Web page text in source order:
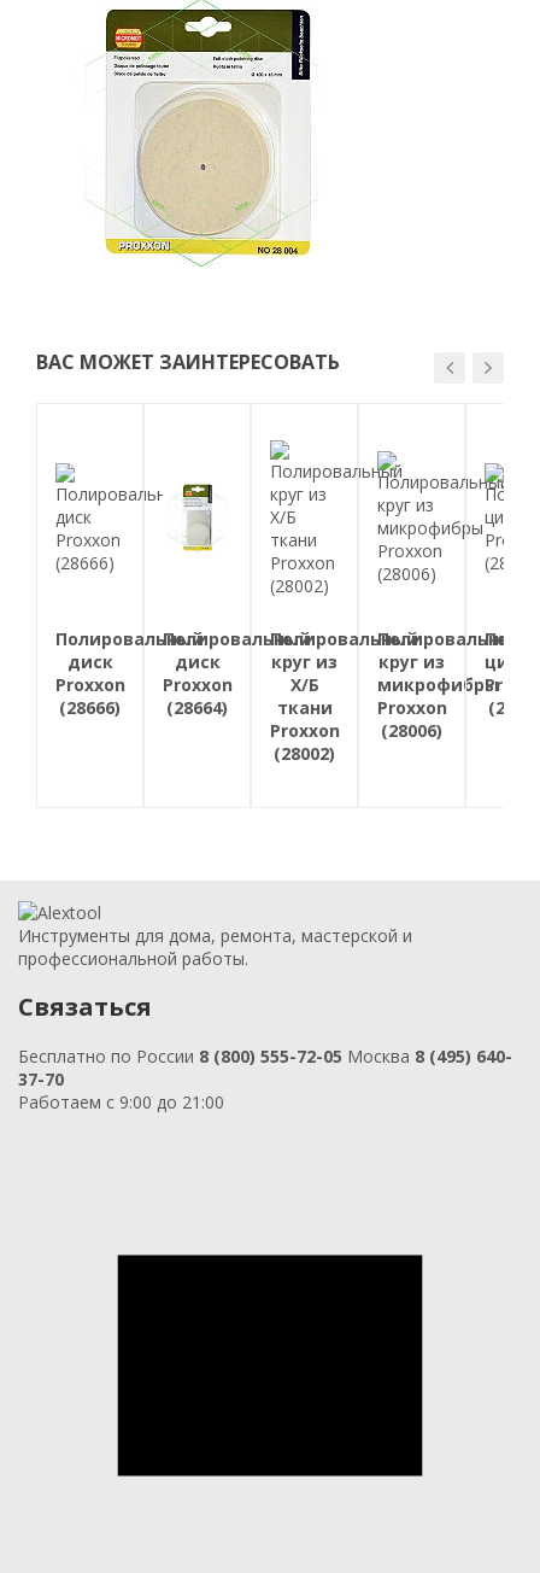
ВАС МОЖЕТ ЗАИНТЕРЕСОВАТЬ
Полировальный
диск
Proxxon
(28666)
Полировальный
диск
Proxxon
(28664)
Полировальный
круг из
Х/Б
ткани
Proxxon
(28002)
Полировальный
круг из
микрофибры
Proxxon
(28006)
Инструменты для дома, ремонта, мастерской и
профессиональной работы.
Связаться
Бесплатно по России 8 (800) 555-72-05 Москва 8 (495) 640-
37-70
Работаем с 9:00 до 21:00